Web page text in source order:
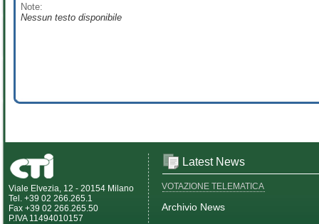
Note:
Nessun testo disponibile
Viale Elvezia, 12 - 20154 Milano
Tel. +39 02 266.265.1
Fax +39 02 266.265.50
P.IVA 11494010157
Latest News
VOTAZIONE TELEMATICA
Archivio News